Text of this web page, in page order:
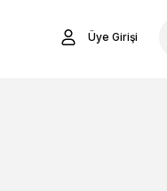
Üye Girişi